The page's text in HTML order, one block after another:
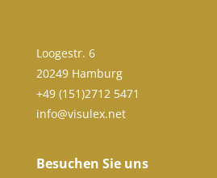
Loogestr. 6
20249 Hamburg
+49 (151)2712 5471
info@visulex.net
Besuchen Sie uns